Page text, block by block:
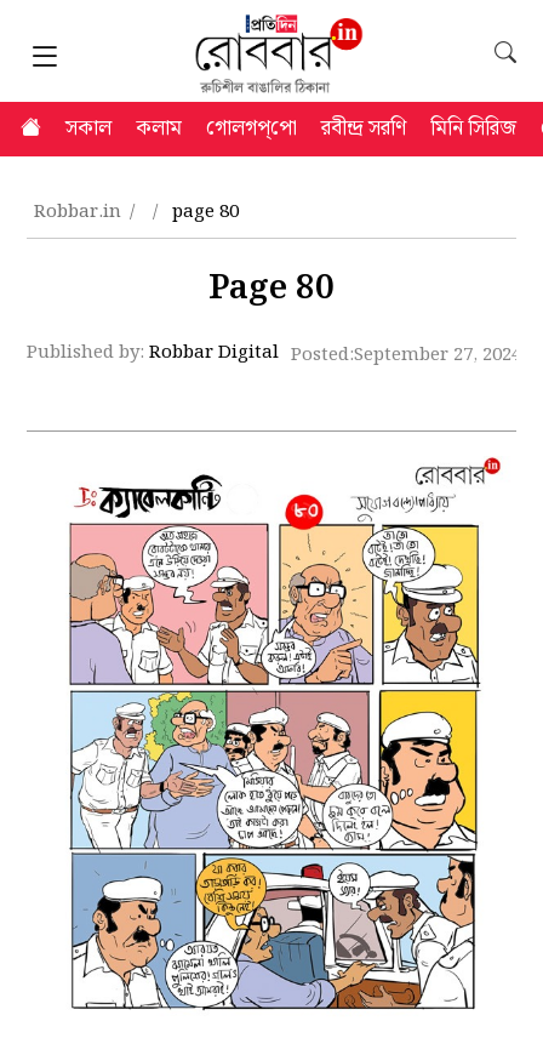
সকাল কলাম গোলগপ্‌পো রবীন্দ্র সরণি মিনি সিরিজ
Robbar.in page 80
Page 80
Published by:Robbar Digital Posted:September 27, 2024